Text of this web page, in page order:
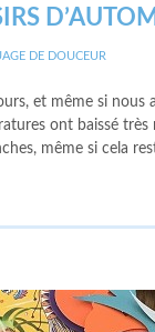
DE DOUCEUR
et même si nous
ont baissé
même si cela